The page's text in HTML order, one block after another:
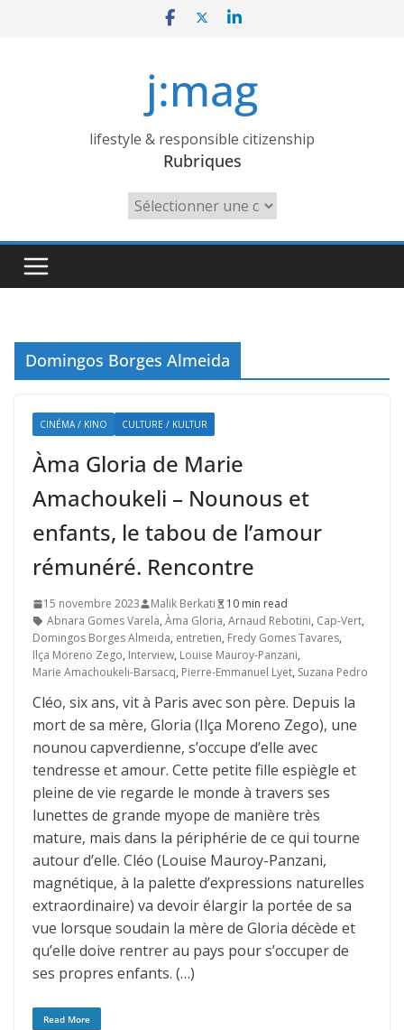
j:mag
lifestyle & responsible citizenship
Rubriques
Rubriques
Domingos Borges Almeida
CINÉMA / KINO CULTURE / KULTUR
Àma Gloria de Marie
Amachoukeli – Nounous et
enfants, le tabou de l’amour
rémunéré. Rencontre
15 novembre 2023 Malik Berkati
10 min read
Abnara Gomes Varela, Àma Gloria, Arnaud Rebotini, Cap-Vert,
Domingos Borges Almeida, entretien, Fredy Gomes Tavares,
Ilça Moreno Zego, Interview, Louise Mauroy-Panzani,
Marie Amachoukeli-Barsacq, Pierre-Emmanuel Lyet, Suzana Pedro
Cléo, six ans, vit à Paris avec son père. Depuis la
mort de sa mère, Gloria (Ilça Moreno Zego), une
nounou capverdienne, s’occupe d’elle avec
tendresse et amour. Cette petite fille espiègle et
pleine de vie regarde le monde à travers ses
lunettes de grande myope de manière très
mature, mais dans la périphérie de ce qui tourne
autour d’elle. Cléo (Louise Mauroy-Panzani,
magnétique, à la palette d’expressions naturelles
extraordinaire) va devoir élargir la portée de sa
vue lorsque soudain la mère de Gloria décède et
qu’elle doive rentrer au pays pour s’occuper de
ses propres enfants. (…)
Read More